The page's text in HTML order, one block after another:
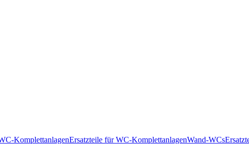
KomplettanlagenErsatzteile für WC-KomplettanlagenWand-WCs